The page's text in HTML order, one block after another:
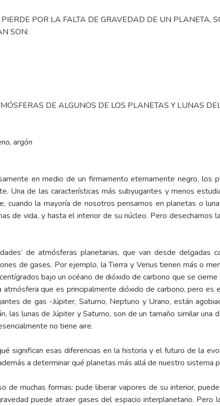
POR LA FALTA DE GRAVEDAD DE UN PLANETA,
SON:
DE ALGUNOS DE LOS PLANETAS Y LUNAS
argón
en medio de un firmamento eternamente negro, los
Una de las características más subyugantes y menos
cuando la mayoría de nosotros pensamos en planetas o
de vida, y hasta el interior de su núcleo. Pero
de atmósferas planetarias, que van desde delgadas
de gases. Por ejemplo, la Tierra y Venus tienen más o
bajo un océano de dióxido de carbono que se
que es principalmente dióxido de carbono, pero
de gas -Júpiter, Saturno, Neptuno y Urano, están
las lunas de Júpiter y Saturno, son de un tamaño similar una
no tiene aire.
significan esas diferencias en la historia y el futuro de la
a determinar qué planetas más allá de nuestro sistema
de muchas formas: pude liberar vapores de su interior,
puede atraer gases del espacio interplanetario. Pero